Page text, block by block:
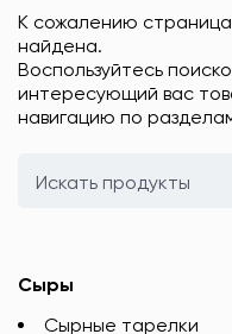
К сожалению
найдена.
Воспользуйтесь
интересующий вас
навигацию по
Сыры
Сырные тарелки